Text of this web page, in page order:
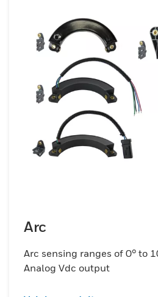
Arc
Arc sensing ranges of 0° to
Analog Vdc output